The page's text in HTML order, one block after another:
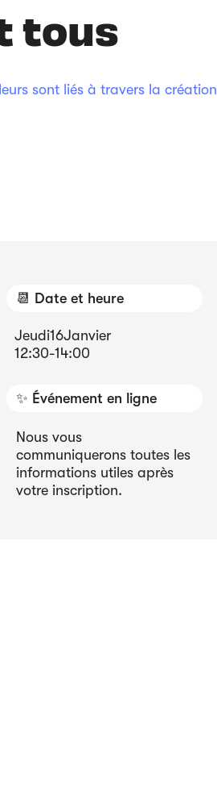
tous
sont liés à travers la création
📆 Date et heure
Jeudi16Janvier
12:30-14:00
✨ Événement en ligne
Nous vous
communiquerons toutes les
informations utiles après
votre inscription.